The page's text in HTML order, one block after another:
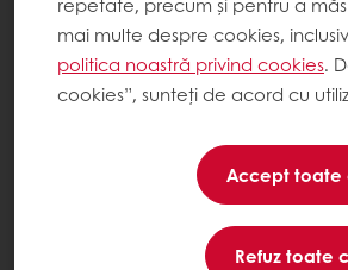
mai multe despre cookies,
politica noastră privind cookies.
cookies”, sunteți de acord cu
Accept toate
Refuz toate